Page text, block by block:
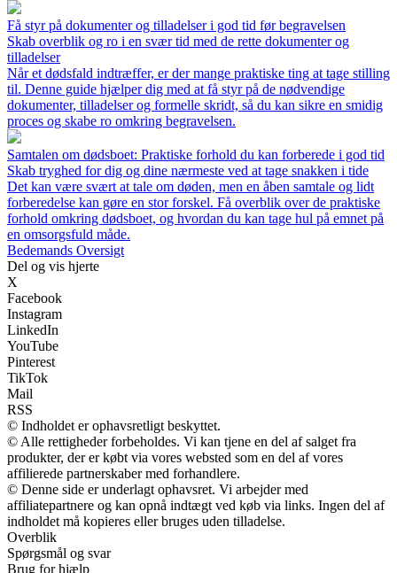
Få styr på dokumenter og tilladelser i god tid før begravelsen
Skab overblik og ro i en svær tid med de rette dokumenter og
tilladelser
Når et dødsfald indtræffer, er der mange praktiske ting at tage stilling
til. Denne guide hjælper dig med at få styr på de nødvendige
dokumenter, tilladelser og formelle skridt, så du kan sikre en smidig
proces og skabe ro omkring begravelsen.
Samtalen om dødsboet: Praktiske forhold du kan forberede i god tid
Skab tryghed for dig og dine nærmeste ved at tage snakken i tide
Det kan være svært at tale om døden, men en åben samtale og lidt
forberedelse kan gøre en stor forskel. Få overblik over de praktiske
forhold omkring dødsboet, og hvordan du kan tage hul på emnet på
en omsorgsfuld måde.
Bedemands Oversigt
Del og vis hjerte
X
Facebook
Instagram
LinkedIn
YouTube
Pinterest
TikTok
Mail
RSS
© Indholdet er ophavsretligt beskyttet.
© Alle rettigheder forbeholdes. Vi kan tjene en del af salget fra
produkter, der er købt via vores websted som en del af vores
affilierede partnerskaber med forhandlere.
© Denne side er underlagt ophavsret. Vi arbejder med
affiliatepartnere og kan opnå indtægt ved køb via links. Ingen del af
indholdet må kopieres eller bruges uden tilladelse.
Overblik
Spørgsmål og svar
Brug for hjælp